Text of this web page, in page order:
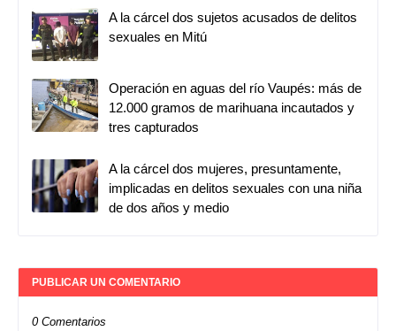
A la cárcel dos sujetos acusados de delitos
sexuales en Mitú
Operación en aguas del río Vaupés: más de
12.000 gramos de marihuana incautados y
tres capturados
A la cárcel dos mujeres, presuntamente,
implicadas en delitos sexuales con una niña
de dos años y medio
PUBLICAR UN COMENTARIO
0 Comentarios